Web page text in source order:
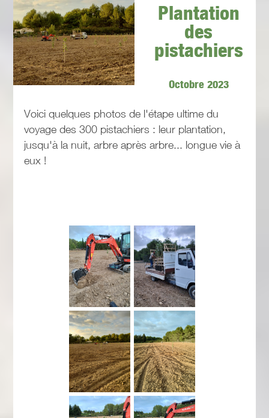
Plantation
des
pistachiers
Octobre 2023
Voici quelques photos de l'étape ultime du
voyage des 300 pistachiers : leur plantation,
jusqu'à la nuit, arbre après arbre... longue vie à
eux !